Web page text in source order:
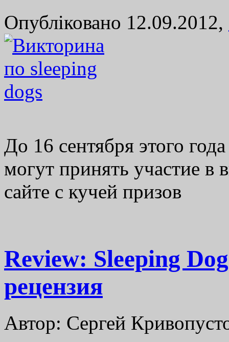
Опубліковано 12.09.2012,
До 16 сентября этого
могут принять участие в
сайте с кучей призов
Review: Sleeping
рецензия
Автор: Сергей